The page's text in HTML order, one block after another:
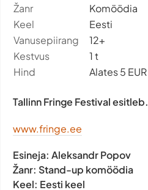
Žanr
Komöödia
Keel
Eesti
Vanusepiirang
12+
Kestvus
1 t
Hind
Alates 5 EUR
Tallinn Fringe Festival esitleb.
www.fringe.ee
Esineja: Aleksandr Popov
Žanr: Stand-up komöödia
Keel: Eesti keel